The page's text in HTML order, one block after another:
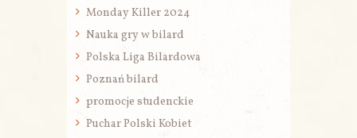
Monday Killer 2024
Nauka gry w bilard
Polska Liga Bilardowa
Poznań bilard
promocje studenckie
Puchar Polski Kobiet